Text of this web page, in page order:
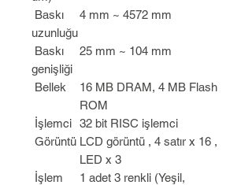
Baskı
uzunluğu
4 mm ~ 4572 mm
Baskı
genişliği
25 mm ~ 104 mm
Bellek
16 MB DRAM, 4 MB Flash
ROM
İşlemci 32 bit RISC işlemci
Görüntü LCD görüntü , 4 satır x 16 ,
LED x 3
İşlem
1 adet 3 renkli (Yeşil,